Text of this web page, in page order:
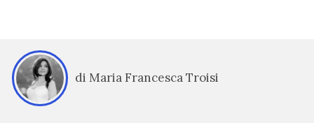
di Maria Francesca Troisi